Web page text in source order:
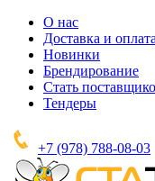
О нас
Доставка и оплата
Новинки
Брендирование
Стать
Тендеры
+7 (978) 788-08-03